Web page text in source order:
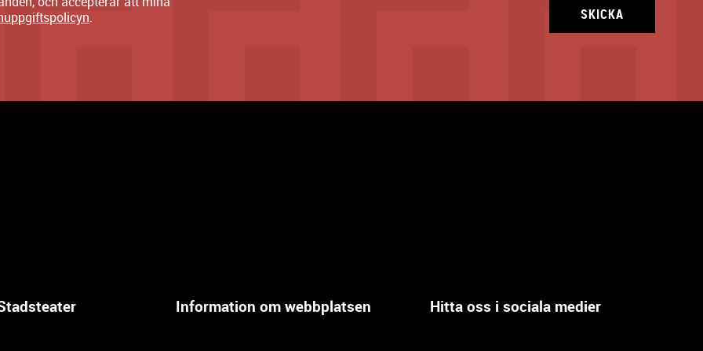
. SKICKA
Information om webbplatsen Hitta oss i sociala medier